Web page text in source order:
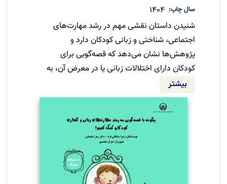
سال چاپ 1404
شنیدن داستان نقشی مهم در رشد مهارت‌های
اجتماعی، شناختی و زبانی کودکان دارد و
پژوهش‌ها نشان می‌دهد که قصه‌گویی برای
کودکان دارای اختلالات زبانی یا در معرض آن، به
تقویت این مهارت‌ها کمک می‌کند. از آنجا که
توانایی‌های درکی و بینایی کودکان در سنتین
مختلف متفاوت است، انتخاب داستان متناسب با
مرحله‌ی رشد آنان ضروری است. این مجموعه با
توجه به اهمیت قصه‌گویی و مراحل رشد کودک
بیشتر